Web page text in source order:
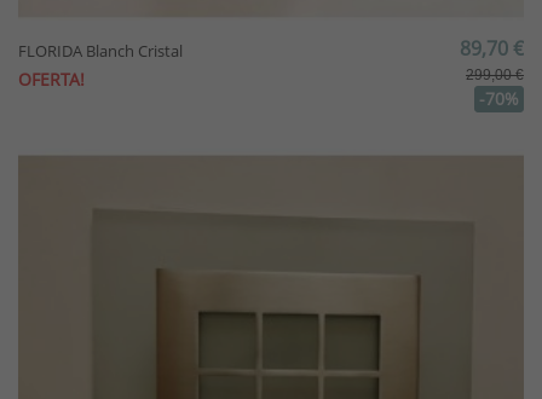
FLORIDA Blanch Cristal
OFERTA!
89,70 €
299,00 €
-70%